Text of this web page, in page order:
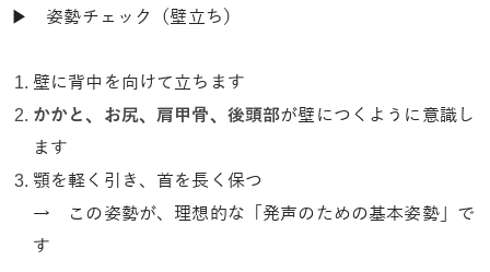
▶ 姿勢チェック（壁立ち）
壁に背中を向けて立ちます
かかと、お尻、肩甲骨、後頭部が壁につくように意識し
ます
顎を軽く引き、首を長く保つ
→ この姿勢が、理想的な「発声のための基本姿勢」で
す